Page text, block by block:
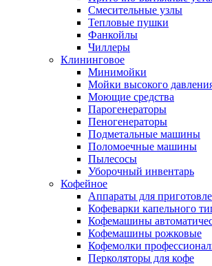
Смесительные узлы
Тепловые пушки
Фанкойлы
Чиллеры
Клининговое
Минимойки
Мойки высокого
Моющие средства
Парогенераторы
Пеногенераторы
Подметальные машины
Поломоечные машины
Пылесосы
Уборочный инвентарь
Кофейное
Аппараты для
Кофеварки капельного
Кофемашины
Кофемашины рожковые
Кофемолки
Перколяторы для кофе